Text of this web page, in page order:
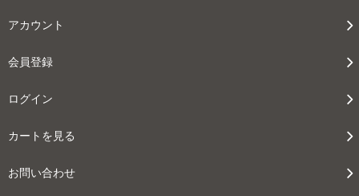
アカウント
会員登録
ログイン
カートを見る
お問い合わせ